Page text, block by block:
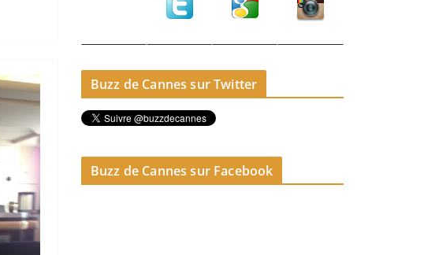
Buzz de Cannes sur Twitter
Buzz de Cannes sur Facebook